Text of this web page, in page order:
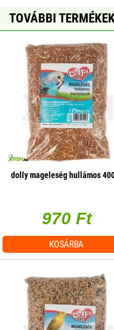
TOVÁBBI
dolly mageleség hullámos
970 Ft
KOSÁRBA